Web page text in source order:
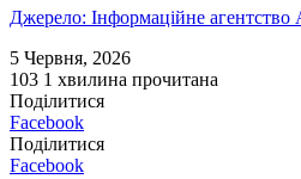
Джерело: Інформаційне агентство
5 Червня, 2026
103 1 хвилина прочитана
Поділитися
Facebook
Поділитися
Facebook